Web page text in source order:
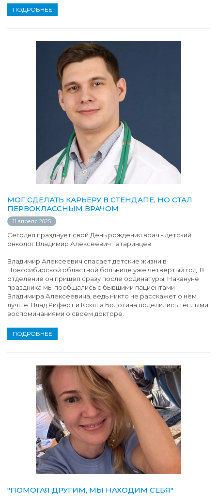
ПОДРОБНЕЕ
МОГ СДЕЛАТЬ КАРЬЕРУ В СТЕНДАПЕ, НО СТАЛ
ПЕРВОКЛАССНЫМ ВРАЧОМ
11 апреля 2025
Сегодня празднует свой День рождения врач - детский
онколог Владимир Алексеевич Татаринцев.
Владимир Алексеевич спасает детские жизни в
Новосибирской областной больнице уже четвертый год. В
отделение он пришел сразу после ординатуры. Накануне
праздника мы пообщались с бывшими пациентами
Владимира Алексеевича, ведь никто не расскажет о нём
лучше. Влад Риферт и Ксюша Болотина поделились тёплыми
воспоминаниями о своем докторе.
ПОДРОБНЕЕ
"ПОМОГАЯ ДРУГИМ, МЫ НАХОДИМ СЕБЯ"